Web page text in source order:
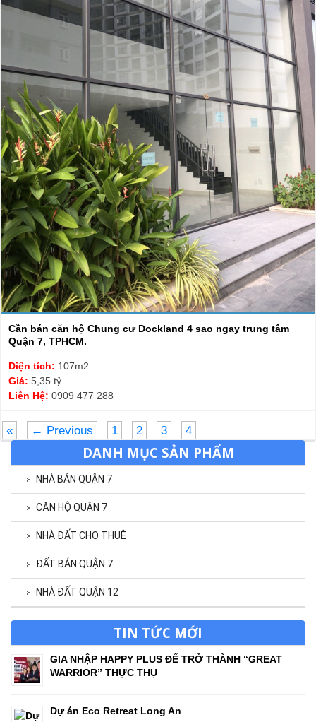
Cần bán căn hộ Chung cư Dockland 4 sao ngay trung tâm
Quận 7, TPHCM.
Diện tích: 107m2
Giá: 5,35 tỷ
Liên Hệ: 0909 477 288
« ← Previous 1 2 3 4
DANH MỤC SẢN PHẨM
NHÀ BÁN QUẬN 7
CĂN HỘ QUẬN 7
NHÀ ĐẤT CHO THUÊ
ĐẤT BÁN QUẬN 7
NHÀ ĐẤT QUẬN 12
TIN TỨC MỚI
GIA NHẬP HAPPY PLUS ĐỂ TRỞ THÀNH “GREAT
WARRIOR” THỰC THỤ
Dự án Eco Retreat Long An